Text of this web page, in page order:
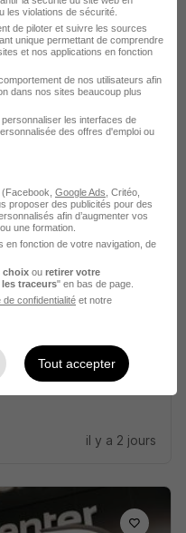
12,31 € / heure
800 € / mois 1 mois
il y a 2 jours
les violations de sécurité.
de piloter et suivre les sources
unique permettant de comprendre
et nos applications en fonction
de nos utilisateurs afin
dans nos sites beaucoup plus
les interfaces de
des offres d'emploi ou
Google Ads , Critéo,
proposer des publicités pour des
afin d’augmenter vos
une formation.
en fonction de votre navigation, de
choix ou retirer votre
les traceurs" en bas de page.
de confidentialité et notre
Tout accepter